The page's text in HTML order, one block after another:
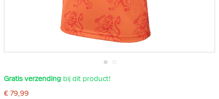
naar
begin
Gratis verzending bij dit product!
€ 79,99